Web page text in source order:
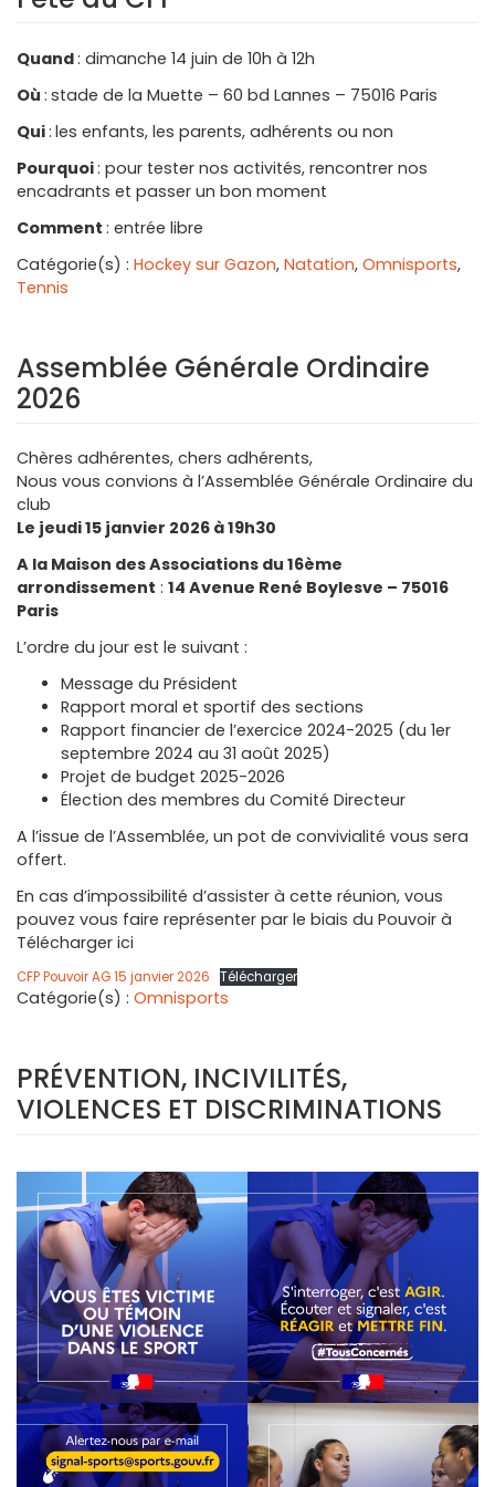
Quand: dimanche 14 juin de 10h à 12h
Où : stade de la Muette – 60 bd Lannes – 75016 Paris
Qui: les enfants, les parents, adhérents ou non
Pourquoi: pour tester nos activités, rencontrer nos
encadrants et passer un bon moment
Comment : entrée libre
Catégorie(s) : Hockey sur Gazon, Natation, Omnisports,
Tennis
Assemblée Générale Ordinaire
2026
Chères adhérentes, chers adhérents,
Nous vous convions à l’Assemblée Générale Ordinaire du
club
Le jeudi 15 janvier 2026 à 19h30
A la Maison des Associations du 16ème
arrondissement : 14 Avenue René Boylesve – 75016
Paris
L’ordre du jour est le suivant :
Message du Président
Rapport moral et sportif des sections
Rapport financier de l’exercice 2024-2025 (du 1er
septembre 2024 au 31 août 2025)
Projet de budget 2025-2026
Élection des membres du Comité Directeur
A l’issue de l’Assemblée, un pot de convivialité vous sera
offert.
En cas d’impossibilité d’assister à cette réunion, vous
pouvez vous faire représenter par le biais du Pouvoir à
Télécharger ici
CFP Pouvoir AG 15 janvier 2026 Télécharger
Catégorie(s) : Omnisports
PRÉVENTION, INCIVILITÉS,
VIOLENCES ET DISCRIMINATIONS